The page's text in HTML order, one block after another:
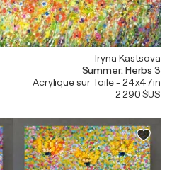
Iryna Kastsova
Summer. Herbs 3
Acrylique sur Toile - 24x47in
2 290 $US